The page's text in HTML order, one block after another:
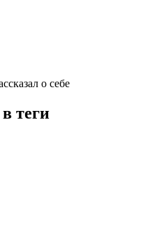
о себе
теги